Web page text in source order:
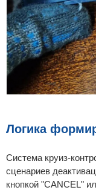
Логика
Система круиз-
сценариев
кнопкой "CANCEL"